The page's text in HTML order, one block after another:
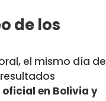
de los
el mismo día de
en Bolivia y